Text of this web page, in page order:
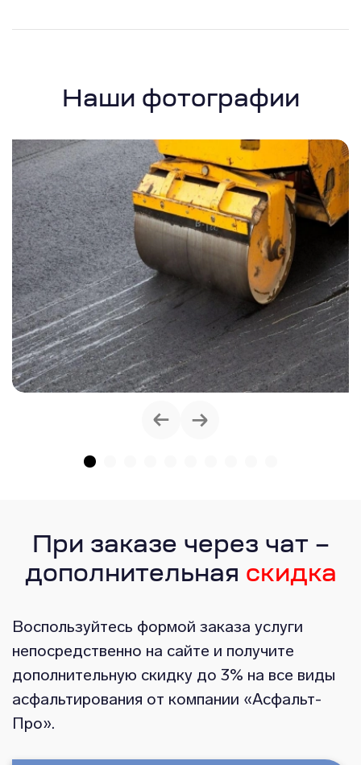
Наши фотографии
При заказе через чат –
дополнительная скидка
Воспользуйтесь формой заказа услуги
непосредственно на сайте и получите
дополнительную скидку до 3% на все виды
асфальтирования от компании «Асфальт-
Про».